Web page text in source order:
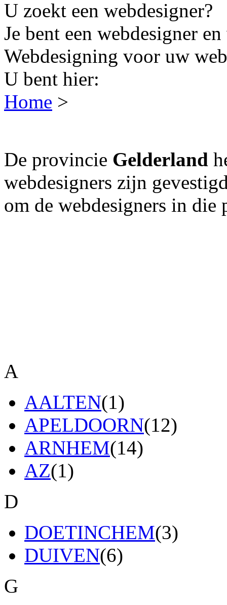
U zoekt een webdesigner?
Je bent een webdesigner
Webdesigning voor uw
U bent hier:
Home >
De provincie Gelderland
webdesigners zijn
om de webdesigners in die
A
AALTEN(1)
APELDOORN(12)
ARNHEM(14)
AZ(1)
D
DOETINCHEM(3)
DUIVEN(6)
G